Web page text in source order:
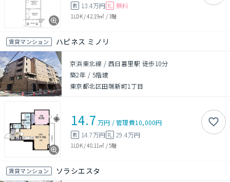
敷 13.4万円 礼 無料
1LDK/42.19㎡ /3階
賃貸マンション ハピネス ミノリ
京浜東北線 / 西日暮里駅 徒歩10分
築2年 / 5階建
東京都北区田端新町1丁目
14.7 万円 /管理費10,000円
敷 14.7万円 礼 29.4万円
1LDK/40.11㎡ /5階
賃貸マンション ソラシエスタ